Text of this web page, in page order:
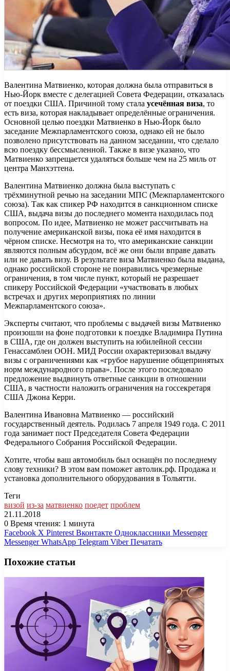
Валентина Матвиенко, которая должна была отправиться в
Нью-Йорк вместе с делегацией Совета Федерации, отказалась
от поездки США. Причиной тому стала усечённая виза, то
есть виза, которая накладывает определённые ограничения.
Основной целью поездки Матвиенко в Нью-Йорк было
заседание Межпарламентского союза, однако ей не было
позволено присутствовать на данном заседании, что сделало
всю поездку бессмысленной. Также в визе указано, что
Матвиенко запрещается удаляться больше чем на 25 миль от
центра Манхэттена.
Валентина Матвиенко должна была выступать с
трёхминутной речью на заседании МПС (Межпарламентского
союза). Так как спикер РФ находится в санкционном списке
США, выдача визы до последнего момента находилась под
вопросом. По идее, Матвиенко не может рассчитывать на
получение американской визы, пока её имя находится в
чёрном списке. Несмотря на то, что американские санкции
являются полным абсурдом, всё же они были вправе давать
или не давать визу. В результате виза Матвиенко была выдана,
однако российской стороне не понравились чрезмерные
ограничения, в том числе пункт, который не разрешает
спикеру Российской Федерации «участвовать в любых
встречах и других мероприятиях по линии
Межпарламентского союза».
Эксперты считают, что проблемы с выдачей визы Матвиенко
произошли на фоне подготовки к поездке Владимира Путина
в США, где он должен выступить на юбилейной сессии
Генассамблеи ООН. МИД России охарактеризовал выдачу
визы с ограничениями как «грубое нарушение общепринятых
норм международного права». После этого последовало
предложение выдвинуть ответные санкции в отношении
США, в частности наложить ограничения на госсекретаря
США Джона Керри.
Валентина Ивановна Матвиенко — российский
государственный деятель. Родилась 7 апреля 1949 года. С 2011
года занимает пост Председателя Совета Федерации
Федерального Собрания Российской Федерации.
Хотите, чтобы ваш автомобиль был оснащён по последнему
слову техники? В этом вам поможет автолик.рф. Продажа и
установка дополнительного оборудования в Тольятти.
Теги
визой из-за матвиенко поедет проблем
21.11.2018
0 Время чтения: 1 минута
Facebook X Pinterest Вконтакте Одноклассники Messenger
Messenger WhatsApp Telegram Viber Печатать
Похожие статьи